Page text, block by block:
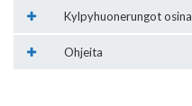
Kylpyhuonerungot osina
Ohjeita